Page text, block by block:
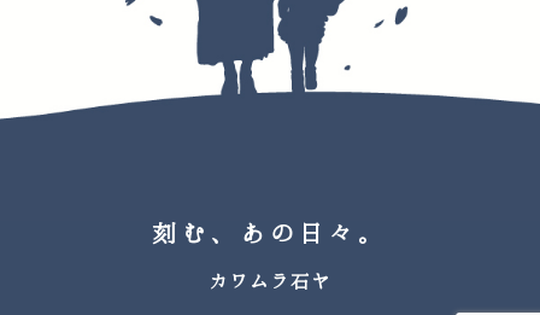
刻む、あの日々。
カワムラ石ヤ